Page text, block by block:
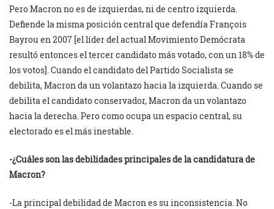
Pero Macron no es de izquierdas, ni de centro izquierda.
Defiende la misma posición central que defendía François
Bayrou en 2007 [el líder del actual Movimiento Demócrata
resultó entonces el tercer candidato más votado, con un 18% de
los votos]. Cuando el candidato del Partido Socialista se
debilita, Macron da un volantazo hacia la izquierda. Cuando se
debilita el candidato conservador, Macron da un volantazo
hacia la derecha. Pero como ocupa un espacio central, su
electorado es el más inestable.
-¿Cuáles son las debilidades principales de la candidatura de
Macron?
-La principal debilidad de Macron es su inconsistencia. No